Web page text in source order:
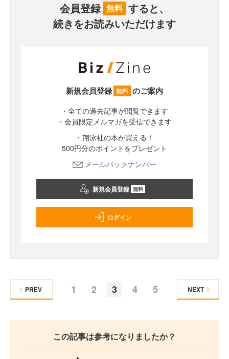
会員登録 無料 すると、
続きをお読みいただけます
新規会員登録 無料 のご案内
・全ての過去記事が閲覧できます
・会員限定メルマガを受信できます
・翔泳社の本が買える！
500円分のポイントをプレゼント
メールバックナンバー
新規会員登録 無料
ログイン
1 2 3 4 5
PREV NEXT
この記事は参考になりましたか？